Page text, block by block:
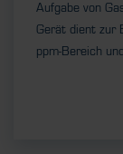
Aufgabe von
Gerät dient zur
ppm-Bereich